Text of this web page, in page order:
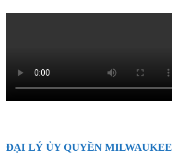
ĐẠI LÝ ỦY QUYỀN MILWAUKEE